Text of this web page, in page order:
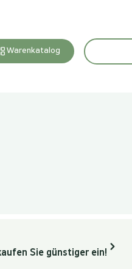
Warenkatalog
Sie günstiger ein!